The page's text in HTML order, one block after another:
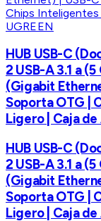
UGREEN
HUB USB-C
2 USB-A 3.1 a
(Gigabit
Soporta OTG |
Ligero | Caja
HUB USB-C
2 USB-A 3.1 a
(Gigabit
Soporta OTG |
Ligero | Caja